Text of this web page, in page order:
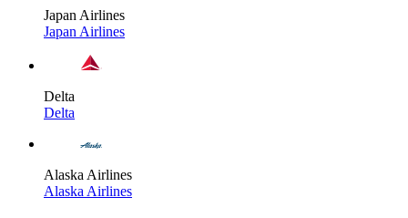
Japan Airlines
Japan Airlines
Delta
Delta
Alaska Airlines
Alaska Airlines